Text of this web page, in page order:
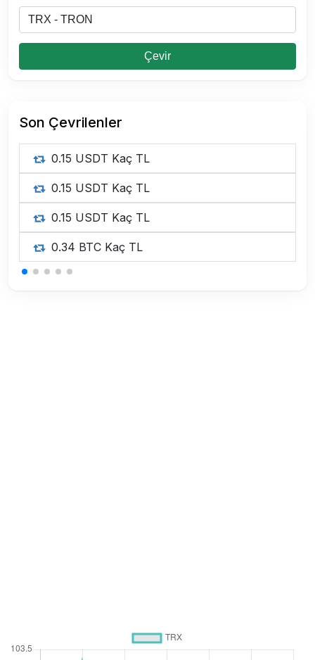
Çevir
Son Çevrilenler
0.15 USDT Kaç TL
0.15 USDT Kaç TL
0.15 USDT Kaç TL
0.34 BTC Kaç TL